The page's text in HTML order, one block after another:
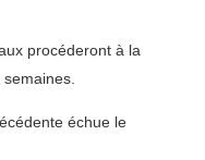
procéderont à la
échue le